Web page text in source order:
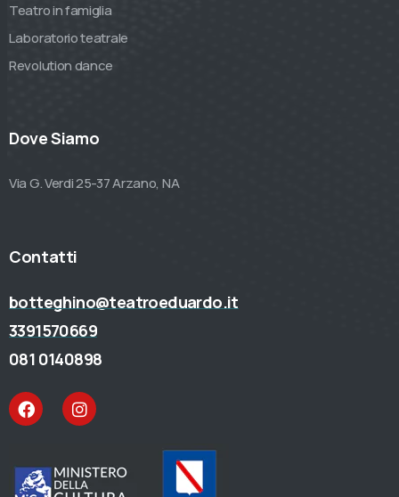
Teatro in famiglia
Laboratorio teatrale
Revolution dance
Dove Siamo
Via G. Verdi 25-37 Arzano, NA
Contatti
botteghino@teatroeduardo.it
3391570669
081 0140898